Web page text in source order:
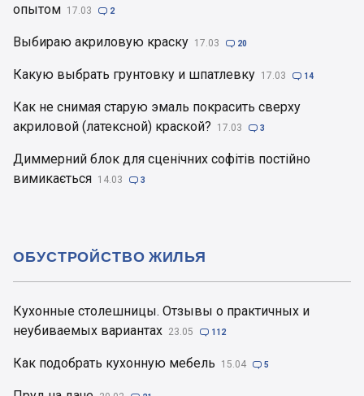
опытом 17.03  2
Выбираю акриловую краску 17.03  20
Какую выбрать грунтовку и шпатлевку 17.03  14
Как не снимая старую эмаль покрасить сверху
акриловой (латексной) краской?
17.03  3
Диммерний блок для сценічних софітів постійно
вимикається 14.03  3
Кухонные столешницы. Отзывы о практичных и
неубиваемых вариантах 23.05  112
Как подобрать кухонную мебель 15.04  5
ОБУСТРОЙСТВО ЖИЛЬЯ